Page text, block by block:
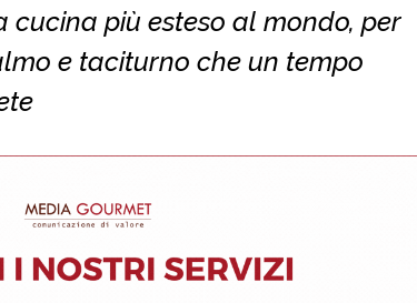
più esteso al mondo, per
e taciturno che un tempo